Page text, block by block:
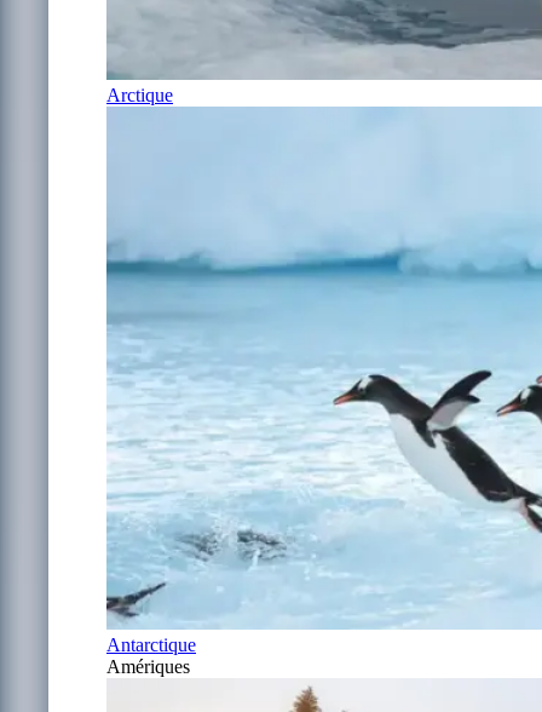
Arctique
Antarctique
Amériques